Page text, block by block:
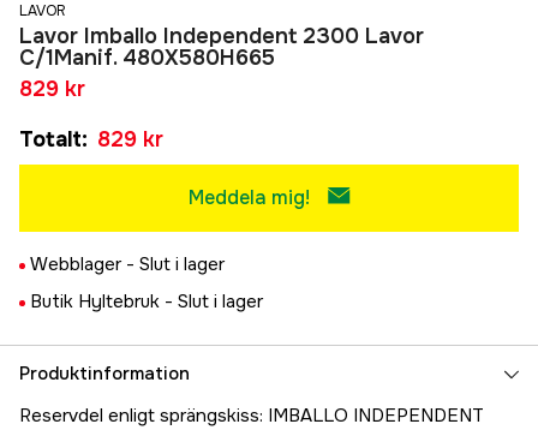
LAVOR
Lavor Imballo Independent 2300 Lavor
C/1Manif. 480X580H665
829 kr
Totalt: 829 kr
Meddela mig!
Webblager - Slut i lager
Butik Hyltebruk - Slut i lager
Produktinformation
Reservdel enligt sprängskiss: IMBALLO INDEPENDENT